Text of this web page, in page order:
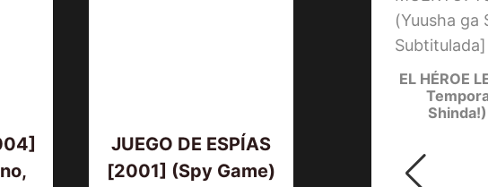
JUEGO DE ESPÍAS
[2001] (Spy Game)
EL HÉROE